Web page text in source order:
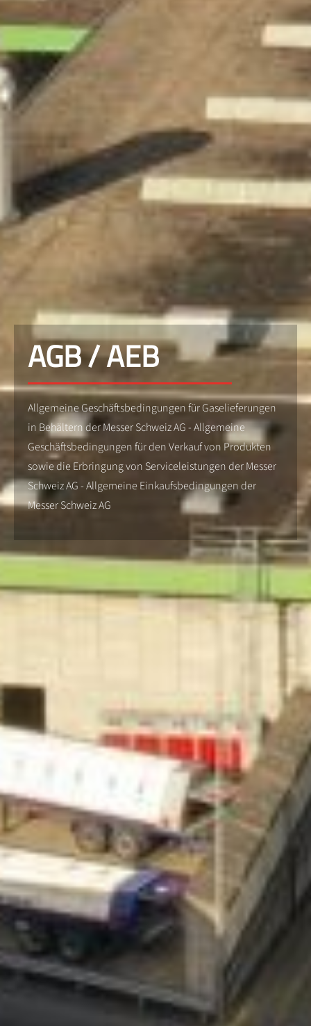
AGB / AEB
Allgemeine Geschäftsbedingungen für Gaselieferungen
in Behältern der Messer Schweiz AG - Allgemeine
Geschäftsbedingungen für den Verkauf von Produkten
sowie die Erbringung von Serviceleistungen der Messer
Schweiz AG - Allgemeine Einkaufsbedingungen der
Messer Schweiz AG